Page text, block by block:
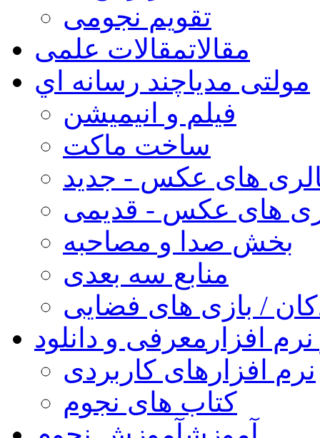
تقویم نجومی
مقالاتمقالات علمی
مولتی مدیاچند رسانه اي
فیلم و انیمیشن
ساخت ماکت
های عکس - جدید
های عکس - قدیمی
بخش صدا و مصاحبه
منابع سه بعدی
/ بازی های فضایی
افزار معرفی و دانلود
نرم افزارهای کاربردی
کتاب های نجوم